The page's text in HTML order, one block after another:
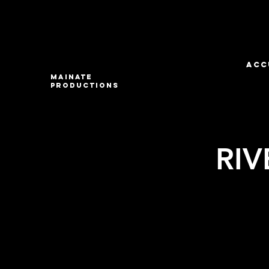
Mainate
Productions